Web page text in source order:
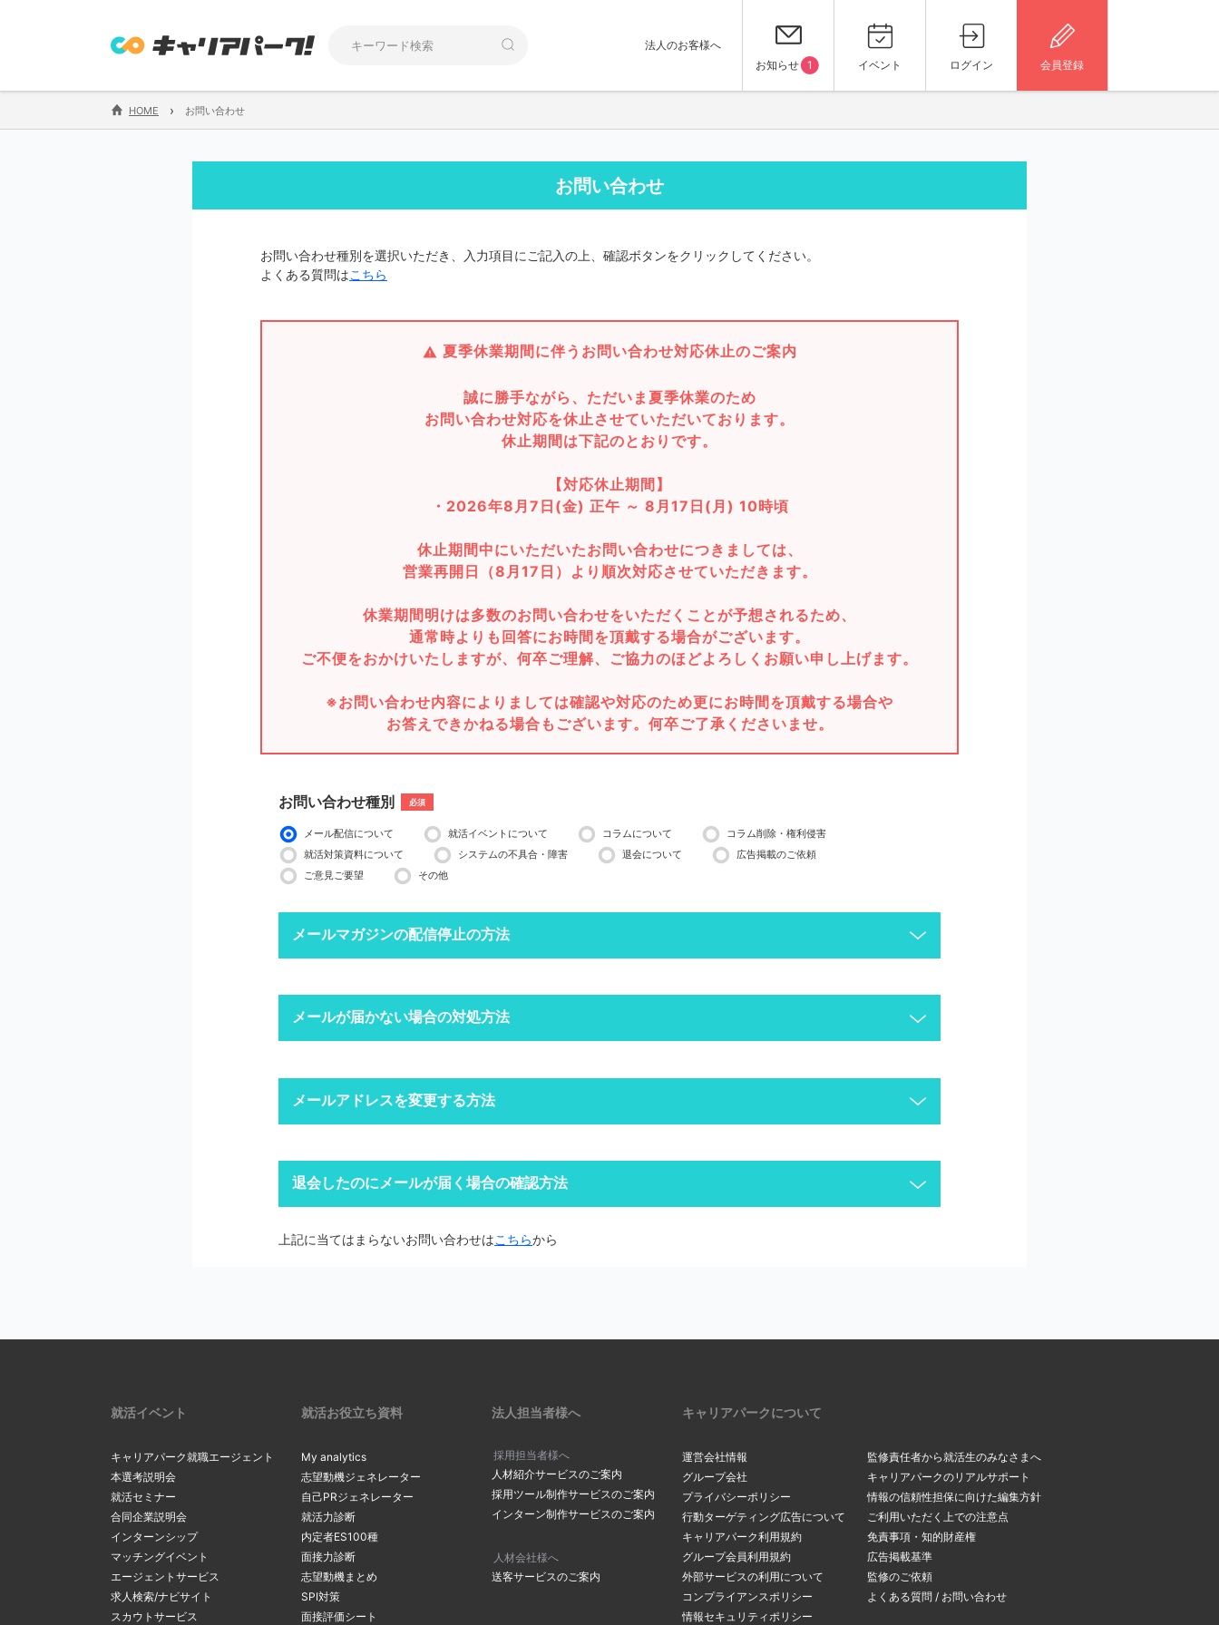
法人のお客様へ
お知らせ 1 イベント ログイン 会員登録
HOME › お問い合わせ
お問い合わせ
お問い合わせ種別を選択いただき、入力項目にご記入の上、確認ボタンをクリックしてください。
よくある質問はこちら
夏季休業期間に伴うお問い合わせ対応休止のご案内
誠に勝手ながら、ただいま夏季休業のため
お問い合わせ対応を休止させていただいております。
休止期間は下記のとおりです。
【対応休止期間】
・2026年8月7日(金) 正午 ～ 8月17日(月) 10時頃
休止期間中にいただいたお問い合わせにつきましては、
営業再開日（8月17日）より順次対応させていただきます。
休業期間明けは多数のお問い合わせをいただくことが予想されるため、
通常時よりも回答にお時間を頂戴する場合がございます。
ご不便をおかけいたしますが、何卒ご理解、ご協力のほどよろしくお願い申し上げます。
※お問い合わせ内容によりましては確認や対応のため更にお時間を頂戴する場合や
お答えできかねる場合もございます。何卒ご了承くださいませ。
お問い合わせ種別 必須
メール配信について 就活イベントについて コラムについて
コラム削除・権利侵害
就活対策資料について
システムの不具合・障害 退会について
広告掲載のご依頼
ご意見ご要望
その他
メールマガジンの配信停止の方法
配信停止までに2〜3営業日ほどかかる場合がございますのでご了承ください。
上記にて、解決しない場合はこちらからお問い合わせください
メールが届かない場合の対処方法
1
2
ドメイン指定受信の設定をされていませんか？
メールの設定画面から「@careerpark.jp」からのメールを受け取るように設定してください。
Softbankの方はこちら
内のメールを削除し空き容量の確保をお願いします。
間違ったメールアドレスご登録されていませんか？
カンマ（，）や、ドット（．）などにお間違いがございませんか？
マイページ内の「
」にて登録アドレスを確認することができます。
間違ったアドレスを入力されていた場合はマイページメニューの「
メールアドレスの変更ページ 」よりメー
ルアドレスの変更をお願いします。
メールアドレスを変更する方法
1
「ログイン」からログインをしてください。
※ID・パスワードを忘れた方はこちら
リックしてください。
現在のメールアドレスが表示されます。変更
」をクリックしてください。
「新たなメールアドレス」に、登録を希望す
るメールアドレスを入力し「メールアドレス
変更」ボタンをクリックしてください。
退会したのにメールが届く場合の確認方法
メールの配信停止手続きには、2～3日程度お時間をいただいております。
上記に当てはまらないお問い合わせはこちらから
就活イベント
キャリアパーク就職エージェント
本選考説明会
就活セミナー
合同企業説明会
インターンシップ
マッチングイベント
エージェントサービス
求人検索/ナビサイト
スカウトサービス
就活お役立ち資料
My analytics
志望動機ジェネレーター
自己PRジェネレーター
就活力診断
内定者ES100種
面接力診断
志望動機まとめ
SPI対策
面接評価シート
法人担当者様へ
採用担当者様へ
人材紹介サービスのご案内
採用ツール制作サービスのご案内
インターン制作サービスのご案内
人材会社様へ
送客サービスのご案内
キャリアパークについて
運営会社情報
グループ会社
プライバシーポリシー
行動ターゲティング広告について
キャリアパーク利用規約
グループ会員利用規約
外部サービスの利用について
コンプライアンスポリシー
情報セキュリティポリシー
監修責任者から就活生のみなさまへ
キャリアパークのリアルサポート
情報の信頼性担保に向けた編集方針
ご利用いただく上での注意点
免責事項・知的財産権
広告掲載基準
監修のご依頼
よくある質問 / お問い合わせ